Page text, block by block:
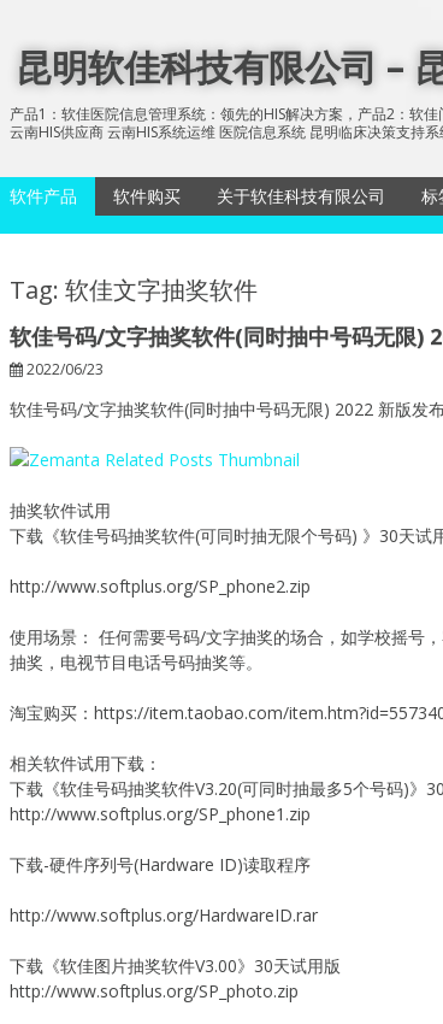
content
昆明软佳科技有限公司 –
产品1：软佳医院信息管理系统：领先的HIS解决方案，产品2：软
云南HIS供应商 云南HIS系统运维 医院信息系统 昆明临床决策支持
软件产品
软佳医院信息管理系统
软佳影像存储与传输系
软佳电子病历系统
软佳号码抽奖软件
软佳多媒体信息发布系
统
软佳多媒体信息发布系
软佳糖业信息管理系统
Information System)
软件购买 关于软佳科技有限公司
标
Tag: 软佳文字抽奖软件
软佳号码/文字抽奖软件(同时抽中号码无限)
2022/06/23
软佳号码/文字抽奖软件(同时抽中号码无限) 2022 新版发
抽奖软件试用
下载《软佳号码抽奖软件(可同时抽无限个号码) 》30天试
http://www.softplus.org/SP_phone2.zip
使用场景： 任何需要号码/文字抽奖的场合，如学校摇号
抽奖，电视节目电话号码抽奖等。
淘宝购买：https://item.taobao.com/
相关软件试用下载：
下载《软佳号码抽奖软件V3.20(可同时抽最多5个号码)》
http://www.softplus.org/SP_phone1.zip
下载-硬件序列号(Hardware ID)读取程序
http://www.softplus.org/HardwareID.rar
下载《软佳图片抽奖软件V3.00》30天试用版
http://www.softplus.org/SP_photo.zip